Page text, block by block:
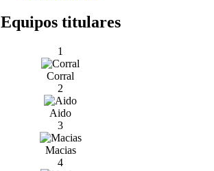
Equipos titulares
1
Corral
2
Aido
3
Macias
4